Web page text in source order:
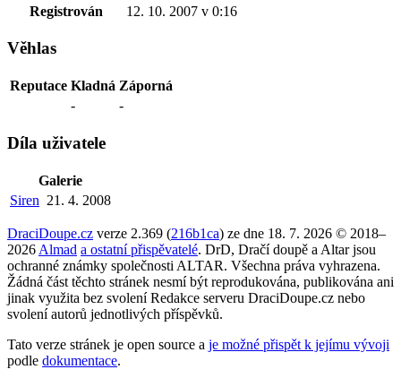
Registrován
12. 10. 2007 v 0:16
Věhlas
Reputace Kladná Záporná
-
-
Díla uživatele
Galerie
Siren 21. 4. 2008
DraciDoupe.cz verze 2.369 (216b1ca) ze dne 18. 7. 2026 © 2018–
2026 Almad a ostatní přispěvatelé. DrD, Dračí doupě a Altar jsou
ochranné známky společnosti ALTAR. Všechna práva vyhrazena.
Žádná část těchto stránek nesmí být reprodukována, publikována ani
jinak využita bez svolení Redakce serveru DraciDoupe.cz nebo
svolení autorů jednotlivých příspěvků.
Tato verze stránek je open source a je možné přispět k jejímu vývoji
podle dokumentace.